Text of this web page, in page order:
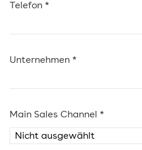
Telefon *
Unternehmen *
Main Sales Channel *